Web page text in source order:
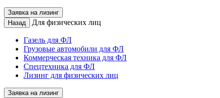
Заявка на лизинг
Назад
Для физических лиц
Газель для ФЛ
Грузовые автомобили для ФЛ
Коммерческая техника для ФЛ
Спецтехника для ФЛ
Лизинг для физических лиц
Заявка на лизинг